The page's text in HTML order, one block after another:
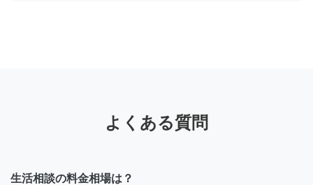
よくある質問
生活相談の料金相場は？